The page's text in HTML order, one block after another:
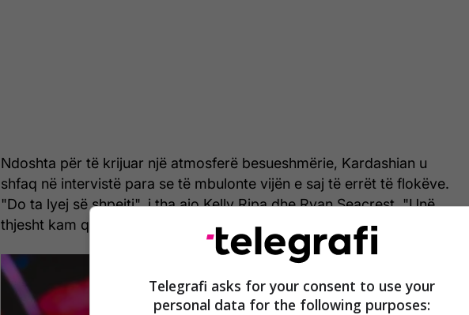
Ndoshta për të krijuar një atmosferë besueshmërie, Kardashian u
shfaq në intervistë para se të mbulonte vijën e saj të errët të flokëve.
"Do ta lyej së shpejti", i tha ajo Kelly Ripa dhe Ryan Seacrest. "Unë
thjesht kam qenë dembele. Është shumë punë”.
Telegrafi asks for your consent to use your
personal data for the following purposes: